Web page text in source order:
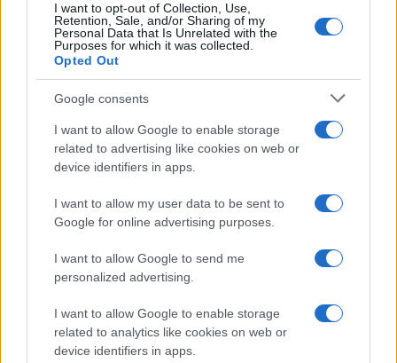
I want to opt-out of Collection, Use,
Retention, Sale, and/or Sharing of my
Personal Data that Is Unrelated with the
Purposes for which it was collected.
Opted Out
Google consents
I want to allow Google to enable storage
related to advertising like cookies on web or
device identifiers in apps.
I want to allow my user data to be sent to
Google for online advertising purposes.
I want to allow Google to send me
personalized advertising.
I want to allow Google to enable storage
related to analytics like cookies on web or
device identifiers in apps.
Guía práctica para entender conflictos
internacionales paso a paso
Domina el arte de evaluar fuentes y mapas,…
INTERNACIONAL